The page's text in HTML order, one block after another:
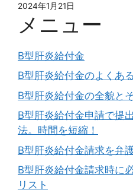
2024年1月21日
メニュー
B型肝炎給付金
B型肝炎給付金のよくあ
B型肝炎給付金の全貌と
B型肝炎給付金申請で提
法。時間を短縮！
B型肝炎給付金請求を弁
B型肝炎給付金請求時に
リスト